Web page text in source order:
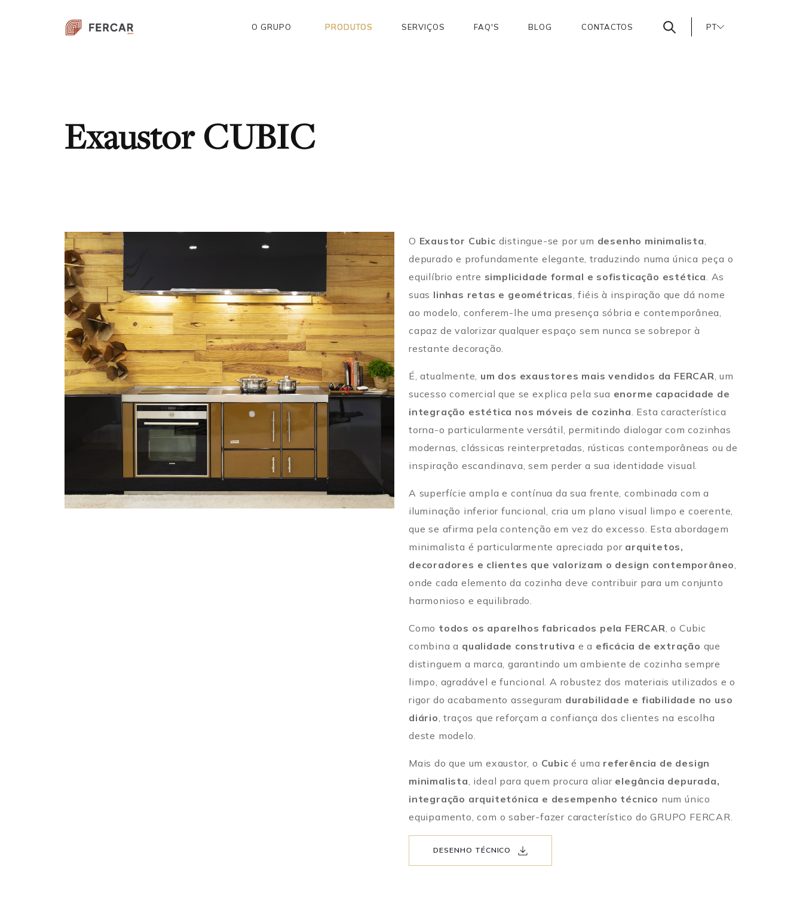
O GRUPO PRODUTOS SERVIÇOS FAQ'S BLOG CONTACTOS PT
EN
Exaustor CUBIC
O Exaustor Cubic distingue-se por um desenho minimalista,
depurado e profundamente elegante, traduzindo numa única peça o
equilíbrio entre simplicidade formal e sofisticação estética. As
suas linhas retas e geométricas, fiéis à inspiração que dá nome
ao modelo, conferem-lhe uma presença sóbria e contemporânea,
capaz de valorizar qualquer espaço sem nunca se sobrepor à
restante decoração.
É, atualmente, um dos exaustores mais vendidos da FERCAR, um
sucesso comercial que se explica pela sua enorme capacidade de
integração estética nos móveis de cozinha. Esta característica
torna-o particularmente versátil, permitindo dialogar com cozinhas
modernas, clássicas reinterpretadas, rústicas contemporâneas ou de
inspiração escandinava, sem perder a sua identidade visual.
A superfície ampla e contínua da sua frente, combinada com a
iluminação inferior funcional, cria um plano visual limpo e coerente,
que se afirma pela contenção em vez do excesso. Esta abordagem
minimalista é particularmente apreciada por arquitetos,
decoradores e clientes que valorizam o design contemporâneo,
onde cada elemento da cozinha deve contribuir para um conjunto
harmonioso e equilibrado.
Como todos os aparelhos fabricados pela FERCAR, o Cubic
combina a qualidade construtiva e a eficácia de extração que
distinguem a marca, garantindo um ambiente de cozinha sempre
limpo, agradável e funcional. A robustez dos materiais utilizados e o
rigor do acabamento asseguram durabilidade e fiabilidade no uso
diário, traços que reforçam a confiança dos clientes na escolha
deste modelo.
Mais do que um exaustor, o Cubic é uma referência de design
minimalista, ideal para quem procura aliar elegância depurada,
integração arquitetónica e desempenho técnico num único
equipamento, com o saber-fazer característico do GRUPO FERCAR.
DESENHO TÉCNICO